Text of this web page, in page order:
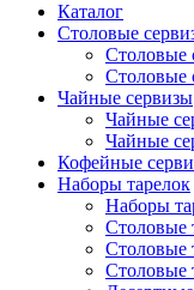
Каталог
Столовые
Столовые
Столовые
Чайные сервизы
Чайные
Чайные
Кофейные
Наборы тарелок
Наборы
Столовые
Столовые
Столовые